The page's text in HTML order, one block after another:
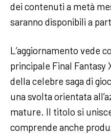
dei contenuti a metà
saranno disponibili a
L’aggiornamento vede
principale Final Fantasy
della celebre saga di
una svolta orientata
mature. Il titolo si
comprende anche